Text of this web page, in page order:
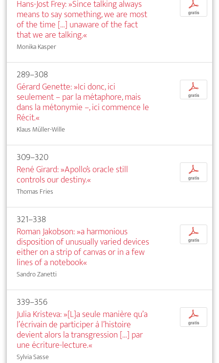
Hans-Jost Frey: »Since talking always
means to say something, we are most
of the time […] unaware of the fact
that we are talking.«
Monika Kasper
p
gratis
289–308
Gérard Genette: »Ici donc, ici
seulement – par la métaphore, mais
dans la métonymie –, ici commence le
Récit.«
Klaus Müller-Wille
p
gratis
309–320
René Girard: »Apollo’s oracle still
controls our destiny.«
Thomas Fries
p
gratis
321–338
Roman Jakobson: »a harmonious
disposition of unusually varied devices
either on a strip of canvas or in a few
lines of a notebook«
Sandro Zanetti
p
gratis
339–356
Julia Kristeva: »[L]a seule manière qu’a
l’écrivain de participer à l’histoire
devient alors la transgression […] par
une écriture-lecture.«
Sylvia Sasse
p
gratis